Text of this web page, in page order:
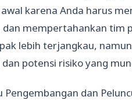
karena Anda harus
mempertahankan tim
lebih terjangkau,
potensi risiko yang
Pengembangan dan